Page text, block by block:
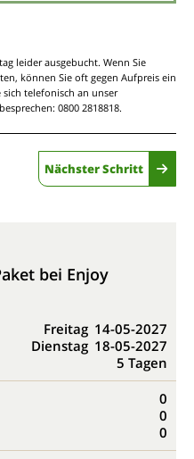
leider ausgebucht. Wenn Sie
können Sie oft gegen Aufpreis ein
telefonisch an unser
0800 2818818.
Nächster Schritt
bei Enjoy
Freitag 14-05-2027
Dienstag 18-05-2027
5 Tagen
0
0
0